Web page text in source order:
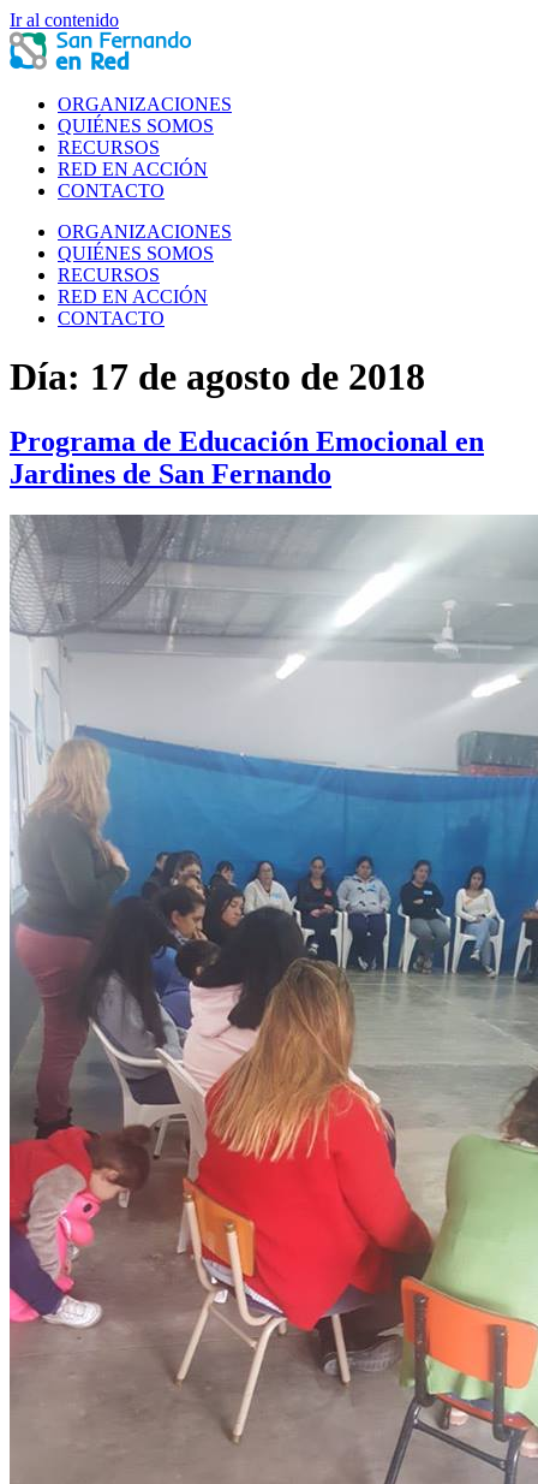
Ir al contenido
ORGANIZACIONES
QUIÉNES SOMOS
RECURSOS
RED EN ACCIÓN
CONTACTO
ORGANIZACIONES
QUIÉNES SOMOS
RECURSOS
RED EN ACCIÓN
CONTACTO
Día: 17 de agosto de 2018
Programa de Educación Emocional en
Jardines de San Fernando